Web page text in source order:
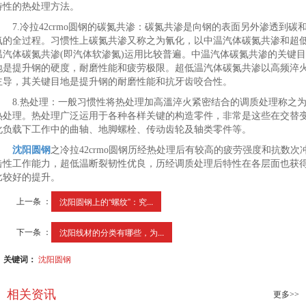
性的热处理方法。
7.冷拉42crmo圆钢的碳氮共渗：碳氮共渗是向钢的表面另外渗透到碳
的全过程。习惯性上碳氮共渗又称之为氰化，以中温汽体碳氮共渗和超
汽体碳氮共渗(即汽体软渗氮)运用比较普遍。中温汽体碳氮共渗的关键目
是提升钢的硬度，耐磨性能和疲劳极限。超低温汽体碳氮共渗以高频淬
导，其关键目地是提升钢的耐磨性能和抗牙齿咬合性。
8.热处理：一般习惯性将热处理加高溫淬火紧密结合的调质处理称之为
处理。热处理广泛运用于各种各样关键的构造零件，非常是这些在交替
负载下工作中的曲轴、地脚螺栓、传动齿轮及轴类零件等。
沈阳圆钢 之冷拉42crmo圆钢历经热处理后有较高的疲劳强度和抗数次
性工作能力，超低温断裂韧性优良，历经调质处理后特性在各层面也获
较好的提升。
上一条 ： 沈阳圆钢上的“螺纹”：究...
下一条 ： 沈阳线材的分类有哪些，为...
关键词： 沈阳圆钢
相关资讯 更多>>